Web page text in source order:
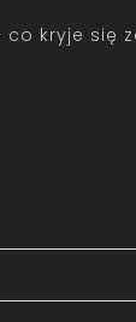
co kryje się